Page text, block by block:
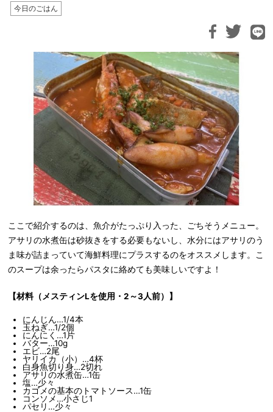
今日のごはん
ここで紹介するのは、魚介がたっぷり入った、ごちそうメニュー。
アサリの水煮缶は砂抜きをする必要もないし、水分にはアサリのう
ま味が詰まっていて海鮮料理にプラスするのをオススメします。こ
のスープは余ったらパスタに絡めても美味しいですよ！
【材料（メスティンLを使用・2～3人前）】
にんじん…1/4本
玉ねぎ…1/2個
にんにく…1片
バター…10g
エビ…2尾
ヤリイカ（小）…4杯
白身魚切り身…2切れ
アサリの水煮缶…1缶
塩…少々
カゴメの基本のトマトソース…1缶
コンソメ…小さじ1
パセリ…少々